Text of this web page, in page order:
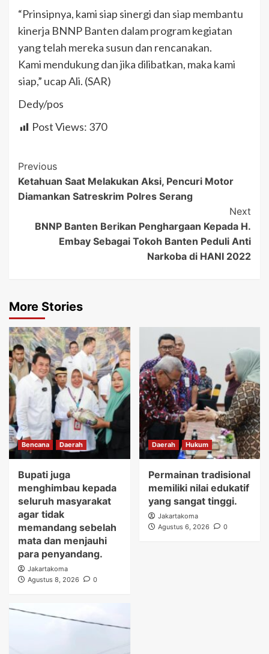
“Prinsipnya, kami siap sinergi dan siap membantu
kinerja BNNP Banten dalam program kegiatan
yang telah mereka susun dan rencanakan.
Kami mendukung dan jika dilibatkan, maka kami
siap,” ucap Ali. (SAR)
Dedy/pos
Post Views: 370
Post
Navigation
Previous
Ketahuan Saat Melakukan Aksi, Pencuri Motor
Diamankan Satreskrim Polres Serang
Next
BNNP Banten Berikan Penghargaan Kepada H.
Embay Sebagai Tokoh Banten Peduli Anti
Narkoba di HANI 2022
More Stories
Bencana Daerah
Bupati juga
menghimbau kepada
seluruh masyarakat
agar tidak
memandang sebelah
mata dan menjauhi
para penyandang.
Jakartakoma
Agustus 8, 2026
0
Daerah Hukum
Permainan tradisional
memiliki nilai edukatif
yang sangat tinggi.
Jakartakoma
Agustus 6, 2026
0